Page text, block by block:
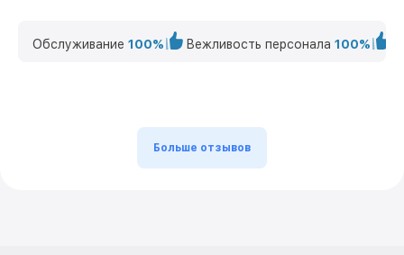
Обслуживание 100% Вежливость персонала 100%
Больше отзывов